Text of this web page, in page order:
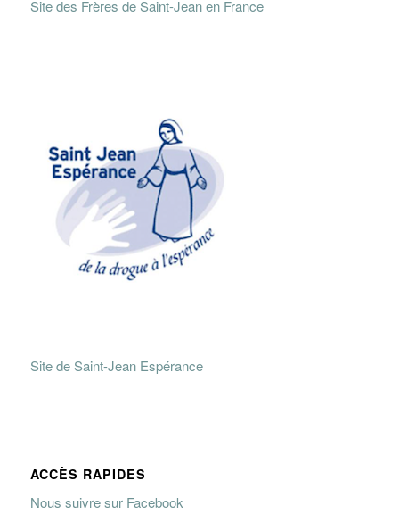
Site des Frères de Saint-Jean en France
Site de Saint-Jean Espérance
ACCÈS RAPIDES
Nous suivre sur Facebook